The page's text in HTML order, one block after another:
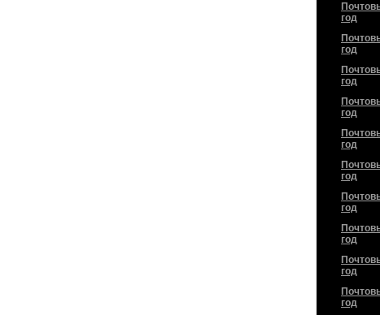
год
год
год
год
год
год
год
год
год
год